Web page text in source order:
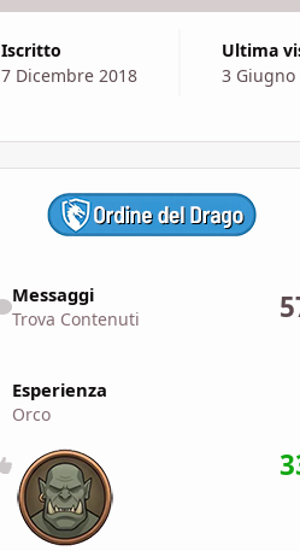
Iscritto
7 Dicembre 2018
Ultima
3 Giugno
Messaggi
Trova Contenuti
Esperienza
Orco